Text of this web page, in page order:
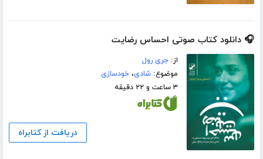
🎧 دانلود کتاب صوتی احساس رضایت
از:جری رول
موضوع:شادی،خودسازی
۳ ساعت و ۲۲ دقیقه
دریافت از کتابراه